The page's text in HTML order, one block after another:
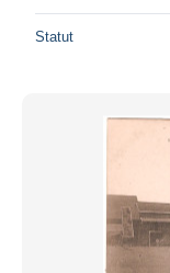
Statut